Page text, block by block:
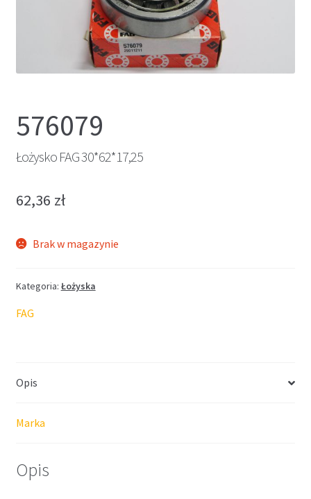
576079
Łożysko FAG 30*62*17,25
62,36 zł
Brak w magazynie
Kategoria: Łożyska
FAG
Opis
Marka
Opis